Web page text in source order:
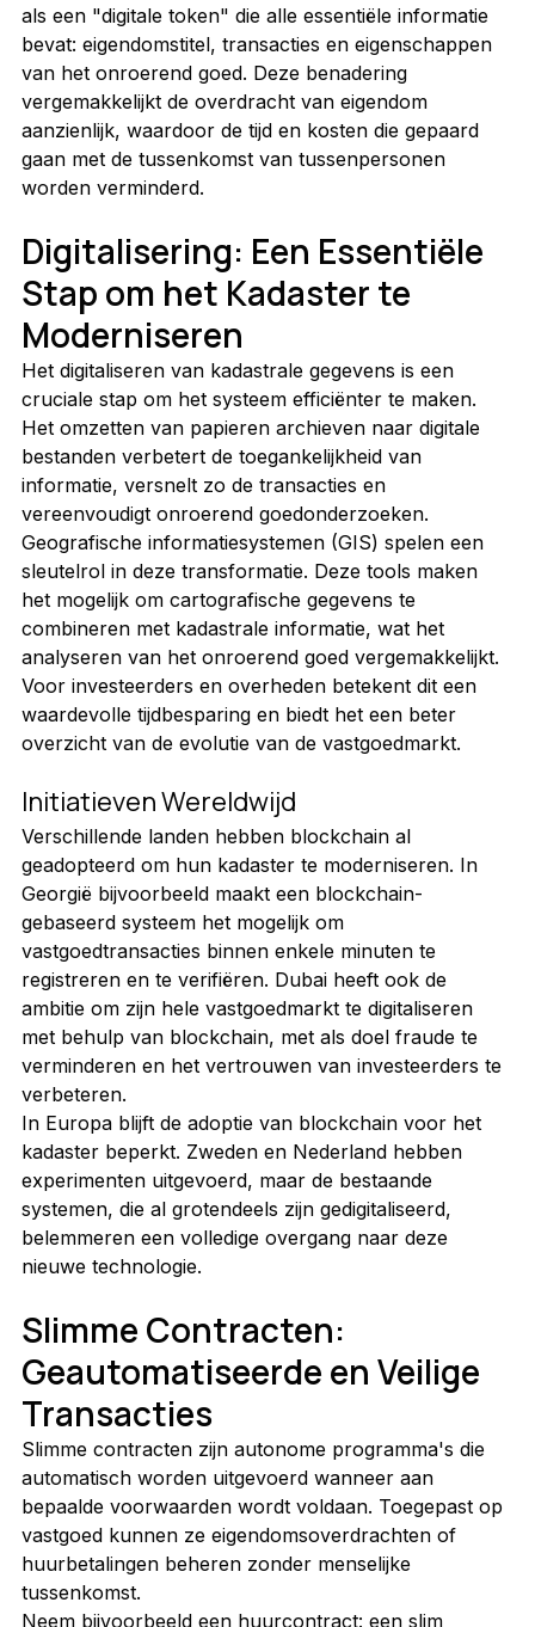
als een "digitale token" die alle essentiële informatie
bevat: eigendomstitel, transacties en eigenschappen
van het onroerend goed. Deze benadering
vergemakkelijkt de overdracht van eigendom
aanzienlijk, waardoor de tijd en kosten die gepaard
gaan met de tussenkomst van tussenpersonen
worden verminderd.
Digitalisering: Een Essentiële
Stap om het Kadaster te
Moderniseren
Het digitaliseren van kadastrale gegevens is een
cruciale stap om het systeem efficiënter te maken.
Het omzetten van papieren archieven naar digitale
bestanden verbetert de toegankelijkheid van
informatie, versnelt zo de transacties en
vereenvoudigt onroerend goedonderzoeken.
Geografische informatiesystemen (GIS) spelen een
sleutelrol in deze transformatie. Deze tools maken
het mogelijk om cartografische gegevens te
combineren met kadastrale informatie, wat het
analyseren van het onroerend goed vergemakkelijkt.
Voor investeerders en overheden betekent dit een
waardevolle tijdbesparing en biedt het een beter
overzicht van de evolutie van de vastgoedmarkt.
Initiatieven Wereldwijd
Verschillende landen hebben blockchain al
geadopteerd om hun kadaster te moderniseren. In
Georgië bijvoorbeeld maakt een blockchain-
gebaseerd systeem het mogelijk om
vastgoedtransacties binnen enkele minuten te
registreren en te verifiëren. Dubai heeft ook de
ambitie om zijn hele vastgoedmarkt te digitaliseren
met behulp van blockchain, met als doel fraude te
verminderen en het vertrouwen van investeerders te
verbeteren.
In Europa blijft de adoptie van blockchain voor het
kadaster beperkt. Zweden en Nederland hebben
experimenten uitgevoerd, maar de bestaande
systemen, die al grotendeels zijn gedigitaliseerd,
belemmeren een volledige overgang naar deze
nieuwe technologie.
Slimme Contracten:
Geautomatiseerde en Veilige
Transacties
Slimme contracten zijn autonome programma's die
automatisch worden uitgevoerd wanneer aan
bepaalde voorwaarden wordt voldaan. Toegepast op
vastgoed kunnen ze eigendomsoverdrachten of
huurbetalingen beheren zonder menselijke
tussenkomst.
Neem bijvoorbeeld een huurcontract: een slim